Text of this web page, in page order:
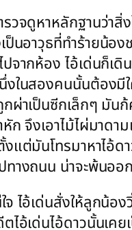
รวจดูหาหลักฐานว่า
เป็นอาวุธที่ทำร้าย
ปจากห้อง ไอ้เด่นก็เ
ในสองคนนั้นต้องมี
กผ่าเป็นซีกเล็กๆ มั
หัก จึงเอาไม้ไผ่มาด
งแต่มันโทรมาหาไอ้
ทางถนน น่าจะพ้นอ
ไอ้เด่นสั่งให้ลูกน้อ
ไอ้เด่นไอ้ดาวนั้นเ